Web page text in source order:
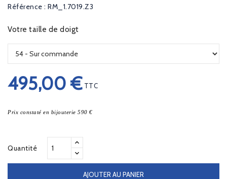
Référence : RM_1.7019.Z3
Votre taille de doigt
495,00 € TTC
Prix constaté en bijouterie 590 €
Quantité
AJOUTER AU PANIER